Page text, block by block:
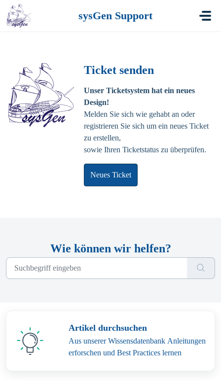
Zum hauptsächlichen Inhalt gehen
sysGen Support
Ticket senden
Unser Ticketsystem hat ein neues
Design!
Melden Sie sich wie gehabt an oder
registrieren Sie sich um ein neues Ticket
zu erstellen,
sowie Ihren Ticketstatus zu überprüfen.
Neues Ticket
Wie können wir helfen?
Artikel durchsuchen
Aus unserer Wissensdatenbank Anleitungen
erforschen und Best Practices lernen